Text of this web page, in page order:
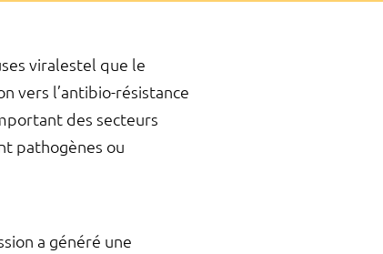
viralestel que le
vers l’antibio-résistance
des secteurs
pathogènes ou
a généré une